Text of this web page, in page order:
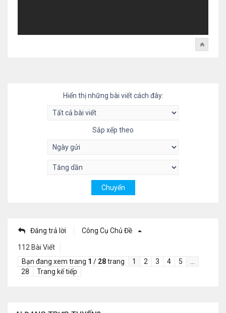
Hiển thị những bài viết cách đây:
Sắp xếp theo
Đăng trả lời Công Cụ Chủ Đề
112 Bài Viết
Bạn đang xem trang 1 / 28trang 1 2 3 4 5
28
Trang kế tiếp